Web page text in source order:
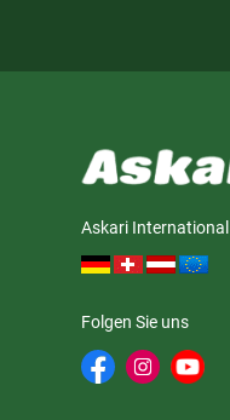
Askari International
Folgen Sie uns